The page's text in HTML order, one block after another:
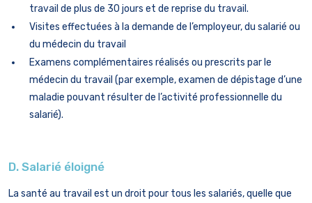
travail de plus de 30 jours et de reprise du travail.
Visites effectuées à la demande de l’employeur, du salarié ou
du médecin du travail
Examens complémentaires réalisés ou prescrits par le
médecin du travail (par exemple, examen de dépistage d’une
maladie pouvant résulter de l’activité professionnelle du
salarié).
D. Salarié éloigné
La santé au travail est un droit pour tous les salariés, quelle que